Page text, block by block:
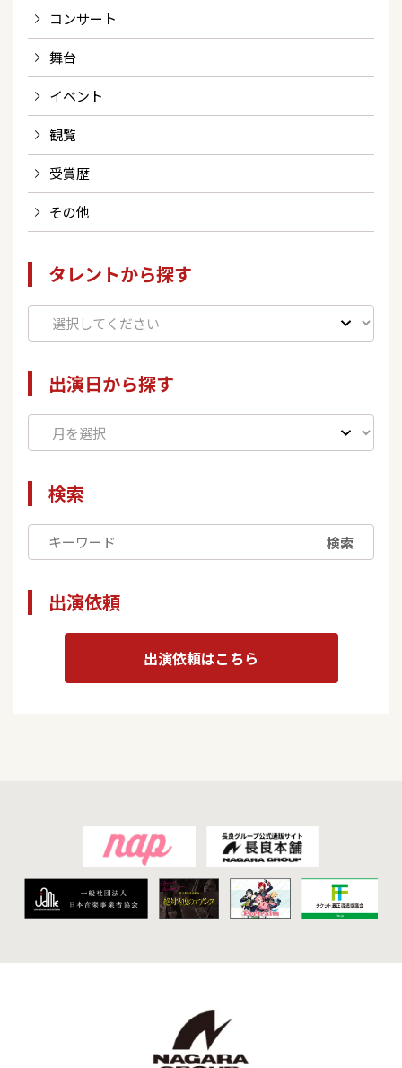
コンサート
舞台
イベント
観覧
受賞歴
その他
タレントから探す
出演日から探す
検索
検索
出演依頼
出演依頼はこちら